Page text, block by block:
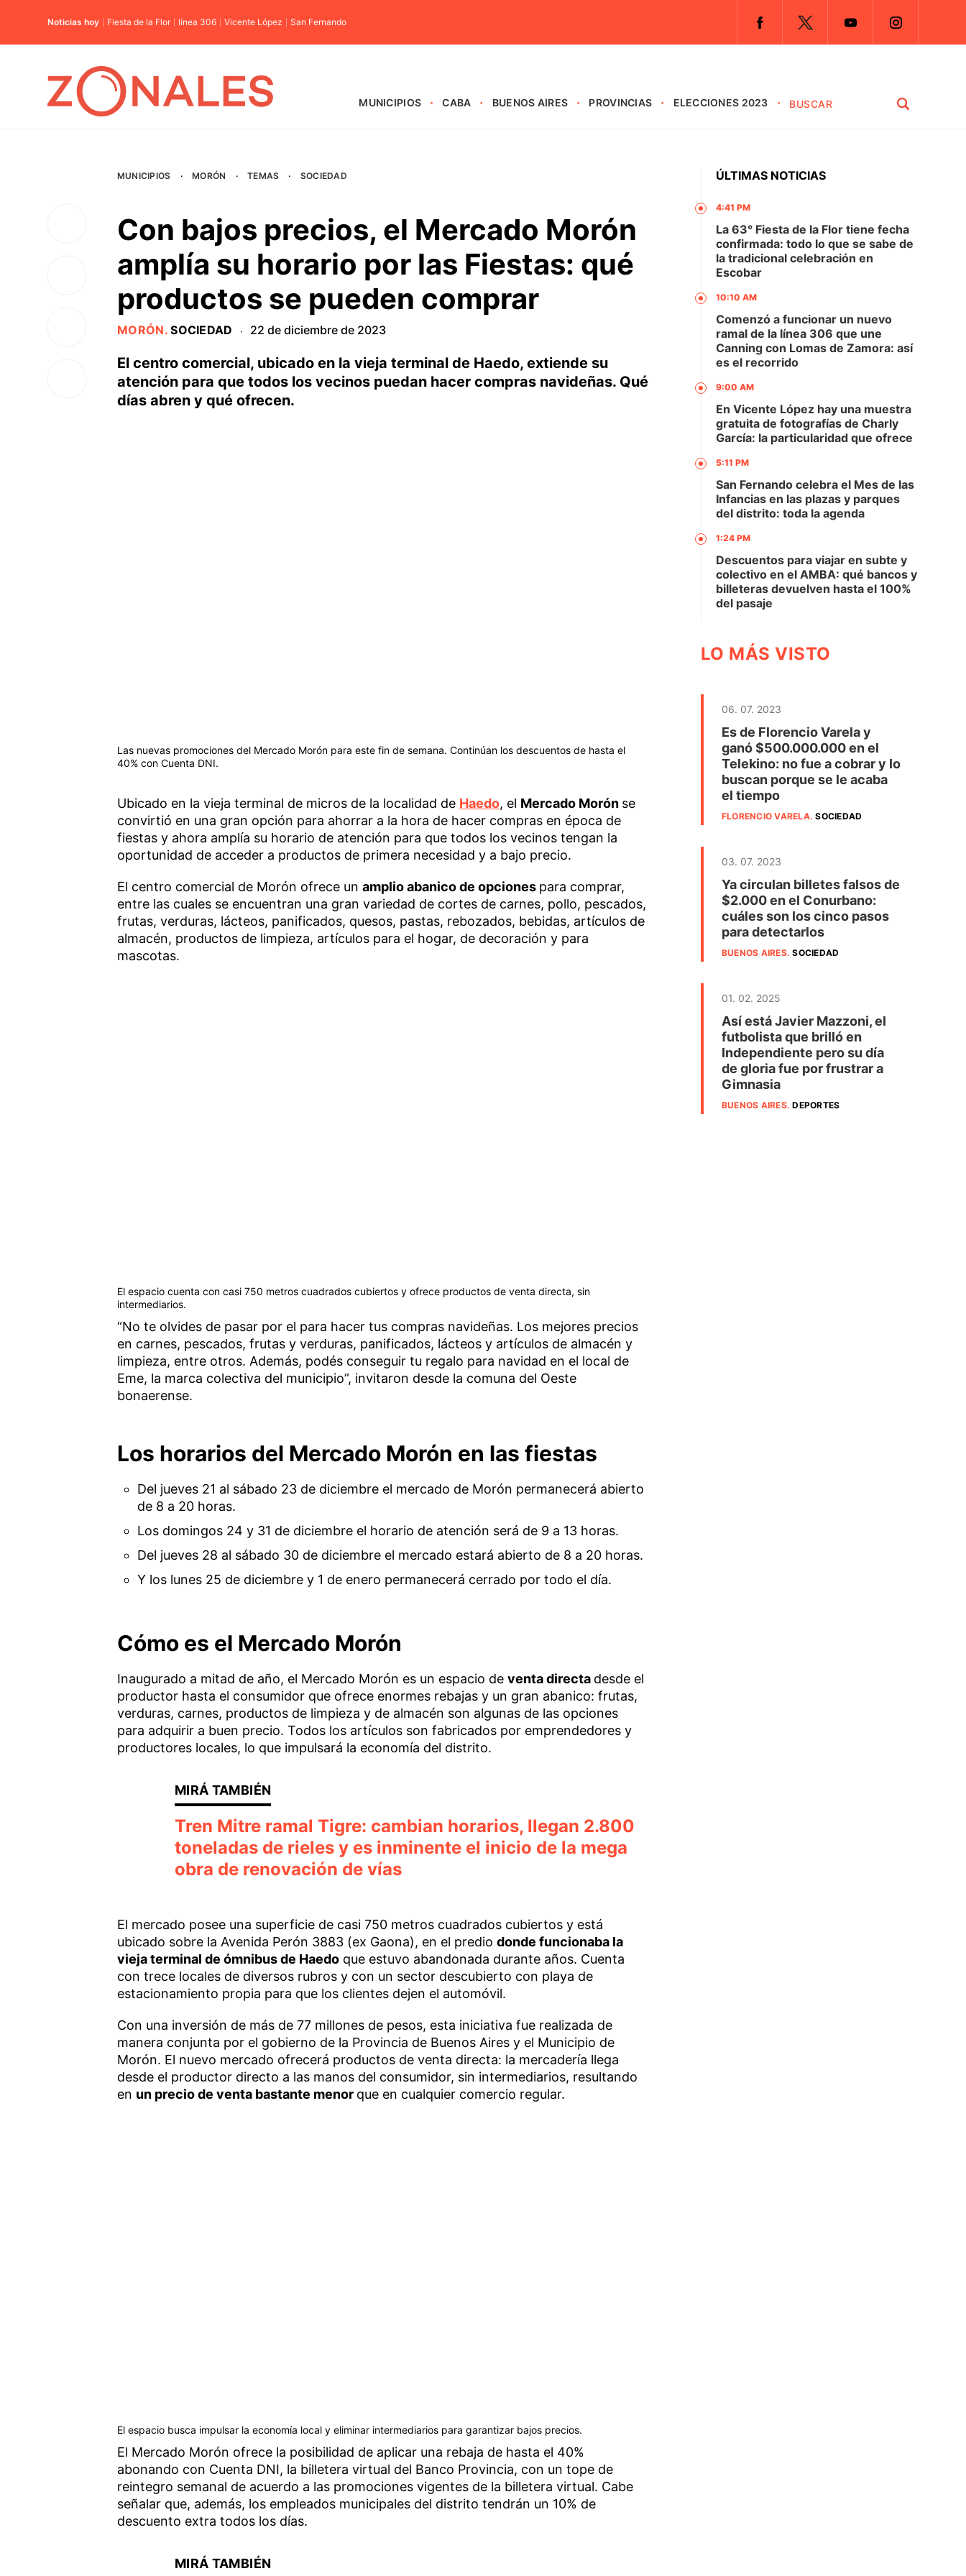
Noticias hoy Fiesta de la Flor línea 306 Vicente López San Fernando
MUNICIPIOS CABA BUENOS AIRES PROVINCIAS ELECCIONES 2023
MUNICIPIOS · MORÓN · TEMAS · SOCIEDAD
Con bajos precios, el Mercado Morón
amplía su horario por las Fiestas: qué
productos se pueden comprar
MORÓN.SOCIEDAD · 22 de diciembre de 2023
El centro comercial, ubicado en la vieja terminal de Haedo, extiende su
atención para que todos los vecinos puedan hacer compras navideñas. Qué
días abren y qué ofrecen.
Las nuevas promociones del Mercado Morón para este fin de semana. Continúan los descuentos de hasta el
40% con Cuenta DNI.
Ubicado en la vieja terminal de micros de la localidad de Haedo, el Mercado Morón se
convirtió en una gran opción para ahorrar a la hora de hacer compras en época de
fiestas y ahora amplía su horario de atención para que todos los vecinos tengan la
oportunidad de acceder a productos de primera necesidad y a bajo precio.
El centro comercial de Morón ofrece un amplio abanico de opciones para comprar,
entre las cuales se encuentran una gran variedad de cortes de carnes, pollo, pescados,
frutas, verduras, lácteos, panificados, quesos, pastas, rebozados, bebidas, artículos de
almacén, productos de limpieza, artículos para el hogar, de decoración y para
mascotas.
El espacio cuenta con casi 750 metros cuadrados cubiertos y ofrece productos de venta directa, sin
intermediarios.
“No te olvides de pasar por el para hacer tus compras navideñas. Los mejores precios
en carnes, pescados, frutas y verduras, panificados, lácteos y artículos de almacén y
limpieza, entre otros. Además, podés conseguir tu regalo para navidad en el local de
Eme, la marca colectiva del municipio”, invitaron desde la comuna del Oeste
bonaerense.
Los horarios del Mercado Morón en las fiestas
Del jueves 21 al sábado 23 de diciembre el mercado de Morón permanecerá abierto
de 8 a 20 horas.
Los domingos 24 y 31 de diciembre el horario de atención será de 9 a 13 horas.
Del jueves 28 al sábado 30 de diciembre el mercado estará abierto de 8 a 20 horas.
Y los lunes 25 de diciembre y 1 de enero permanecerá cerrado por todo el día.
Cómo es el Mercado Morón
Inaugurado a mitad de año, el Mercado Morón es un espacio de venta directa desde el
productor hasta el consumidor que ofrece enormes rebajas y un gran abanico: frutas,
verduras, carnes, productos de limpieza y de almacén son algunas de las opciones
para adquirir a buen precio. Todos los artículos son fabricados por emprendedores y
productores locales, lo que impulsará la economía del distrito.
Tren Mitre ramal Tigre: cambian horarios, llegan 2.800
toneladas de rieles y es inminente el inicio de la mega
obra de renovación de vías
El mercado posee una superficie de casi 750 metros cuadrados cubiertos y está
ubicado sobre la Avenida Perón 3883 (ex Gaona), en el predio donde funcionaba la
vieja terminal de ómnibus de Haedoque estuvo abandonada durante años. Cuenta
con trece locales de diversos rubros y con un sector descubierto con playa de
estacionamiento propia para que los clientes dejen el automóvil.
Con una inversión de más de 77 millones de pesos, esta iniciativa fue realizada de
manera conjunta por el gobierno de la Provincia de Buenos Aires y el Municipio de
Morón. El nuevo mercado ofrecerá productos de venta directa: la mercadería llega
desde el productor directo a las manos del consumidor, sin intermediarios, resultando
en un precio de venta bastante menor que en cualquier comercio regular.
El espacio busca impulsar la economía local y eliminar intermediarios para garantizar bajos precios.
El Mercado Morón ofrece la posibilidad de aplicar una rebaja de hasta el 40%
abonando con Cuenta DNI, la billetera virtual del Banco Provincia, con un tope de
reintegro semanal de acuerdo a las promociones vigentes de la billetera virtual. Cabe
señalar que, además, los empleados municipales del distrito tendrán un 10% de
descuento extra todos los días.
ÚLTIMAS NOTICIAS
4:41 PM
La 63° Fiesta de la Flor tiene fecha
confirmada: todo lo que se sabe de
la tradicional celebración en
Escobar
10:10 AM
Comenzó a funcionar un nuevo
ramal de la línea 306 que une
Canning con Lomas de Zamora: así
es el recorrido
9:00 AM
En Vicente López hay una muestra
gratuita de fotografías de Charly
García: la particularidad que ofrece
5:11 PM
San Fernando celebra el Mes de las
Infancias en las plazas y parques
del distrito: toda la agenda
1:24 PM
Descuentos para viajar en subte y
colectivo en el AMBA: qué bancos y
billeteras devuelven hasta el 100%
del pasaje
LO MÁS VISTO
06. 07. 2023
Es de Florencio Varela y
ganó $500.000.000 en el
Telekino: no fue a cobrar y lo
buscan porque se le acaba
el tiempo
FLORENCIO VARELA.SOCIEDAD
03. 07. 2023
Ya circulan billetes falsos de
$2.000 en el Conurbano:
cuáles son los cinco pasos
para detectarlos
BUENOS AIRES.SOCIEDAD
01. 02. 2025
Así está Javier Mazzoni, el
futbolista que brilló en
Independiente pero su día
de gloria fue por frustrar a
Gimnasia
BUENOS AIRES.DEPORTES